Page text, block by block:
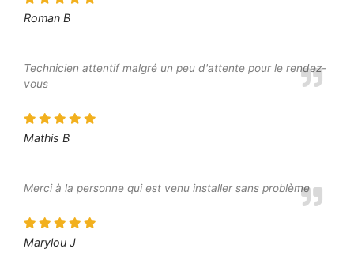
Roman B
Technicien attentif malgré un peu d'attente pour le rendez-
vous
Mathis B
Merci à la personne qui est venu installer sans problème
Marylou J